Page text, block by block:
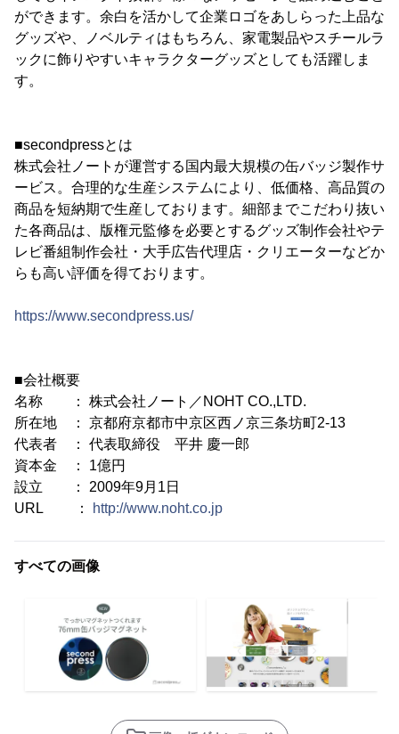
ができます。余白を活かして企業ロゴをあしらった上品な
グッズや、ノベルティはもちろん、家電製品やスチールラ
ックに飾りやすいキャラクターグッズとしても活躍しま
す。
■secondpressとは
株式会社ノートが運営する国内最大規模の缶バッジ製作サ
ービス。合理的な生産システムにより、低価格、高品質の
商品を短納期で生産しております。細部までこだわり抜い
た各商品は、版権元監修を必要とするグッズ制作会社やテ
レビ番組制作会社・大手広告代理店・クリエーターなどか
らも高い評価を得ております。
https://www.secondpress.us/
■会社概要
名称 ： 株式会社ノート／NOHT CO.,LTD.
所在地 ： 京都府京都市中京区西ノ京三条坊町2-13
代表者 ： 代表取締役 平井 慶一郎
資本金 ： 1億円
設立 ： 2009年9月1日
URL ：
http://www.noht.co.jp
すべての画像